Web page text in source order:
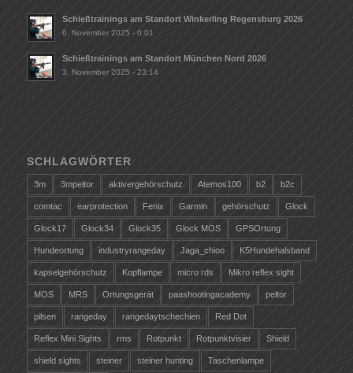
Schießtrainings am Standort Winkerling Regensburg 2026
6. November 2025 - 0:01
Schießtrainings am Standort München Nord 2026
3. November 2025 - 23:14
SCHLAGWÖRTER
3m 3mpeltor aktivergehörschutz Atemos100 b2 b2c
comtac earprotection Fenix Garmin gehörschutz Glock
Glock17 Glock34 Glock35 Glock MOS GPSOrtung
Hundeortung industryrangeday Jaga_chioo K5Hundehalsband
kapselgehörschutz Kopflampe micro rds Mikro reflex sight
MOS MRS Ortungsgerät paashootingacademy peltor
pilsen rangeday rangedaytschechien Red Dot
Reflex Mini Sights rms Rotpunkt Rotpunktvisier Shield
shield sights steiner steiner hunting Taschenlampe